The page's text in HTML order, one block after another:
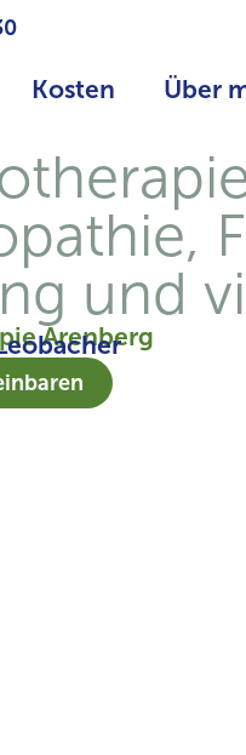
Kosten Über
und
Arenberg